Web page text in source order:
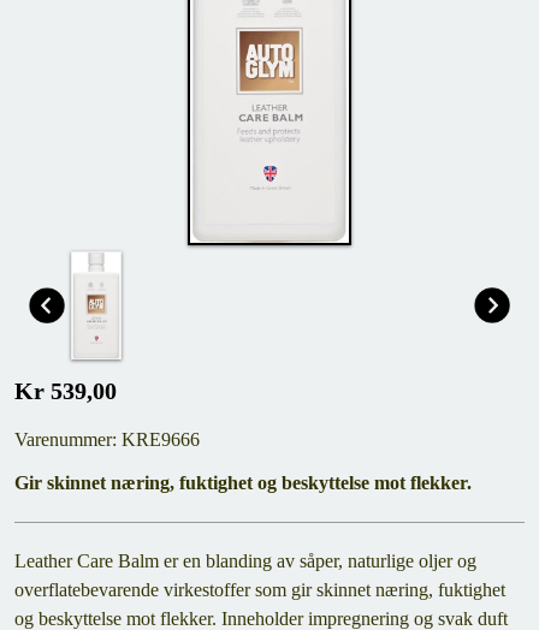
Kr 539,00
Varenummer: KRE9666
Gir skinnet næring, fuktighet og beskyttelse mot flekker.
Leather Care Balm er en blanding av såper, naturlige oljer og
overflatebevarende virkestoffer som gir skinnet næring, fuktighet
og beskyttelse mot flekker. Inneholder impregnering og svak duft